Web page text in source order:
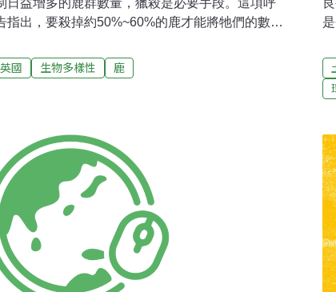
指出，要殺掉約50%~60%的鹿才能將牠們的數量
法指稱鹿群對林地有相當災難性的影響、破壞
並威脅到市區的公共安全。東英格利亞大學教
維多利亞女王時代重新引入鹿群之前，英格蘭本
年了。現今鹿群的數量已經超過冰河時期時的
數量約有150萬頭，但沒有人知道確切的數量。每
引發的交通事故，造成1萬4000多
英國 生物多樣性 鹿